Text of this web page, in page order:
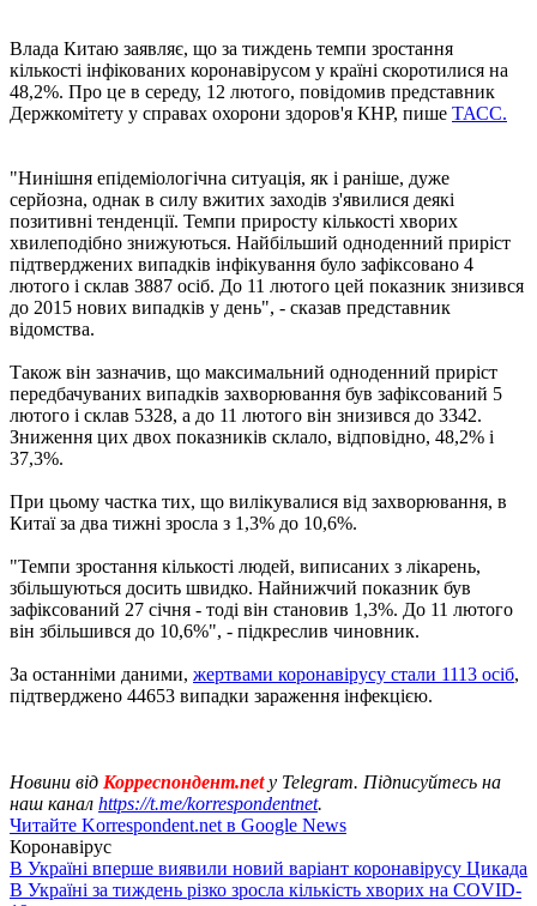
Влада Китаю заявляє, що за тиждень темпи зростання
кількості інфікованих коронавірусом у країні скоротилися на
48,2%. Про це в середу, 12 лютого, повідомив представник
Держкомітету у справах охорони здоров'я КНР, пише ТАСС.
"Нинішня епідеміологічна ситуація, як і раніше, дуже
серйозна, однак в силу вжитих заходів з'явилися деякі
позитивні тенденції. Темпи приросту кількості хворих
хвилеподібно знижуються. Найбільший одноденний приріст
підтверджених випадків інфікування було зафіксовано 4
лютого і склав 3887 осіб. До 11 лютого цей показник знизився
до 2015 нових випадків у день", - сказав представник
відомства.
Також він зазначив, що максимальний одноденний приріст
передбачуваних випадків захворювання був зафіксований 5
лютого і склав 5328, а до 11 лютого він знизився до 3342.
Зниження цих двох показників склало, відповідно, 48,2% і
37,3%.
При цьому частка тих, що вилікувалися від захворювання, в
Китаї за два тижні зросла з 1,3% до 10,6%.
"Темпи зростання кількості людей, виписаних з лікарень,
збільшуються досить швидко. Найнижчий показник був
зафіксований 27 січня - тоді він становив 1,3%. До 11 лютого
він збільшився до 10,6%", - підкреслив чиновник.
За останніми даними, жертвами коронавірусу стали 1113 осіб,
підтверджено 44653 випадки зараження інфекцією.
Новини від Корреспондент.net у Telegram. Підписуйтесь на
наш канал https://t.me/korrespondentnet.
Читайте Korrespondent.net в Google News
Коронавірус
В Україні вперше виявили новий варіант коронавірусу Цикада
В Україні за тиждень різко зросла кількість хворих на COVID-